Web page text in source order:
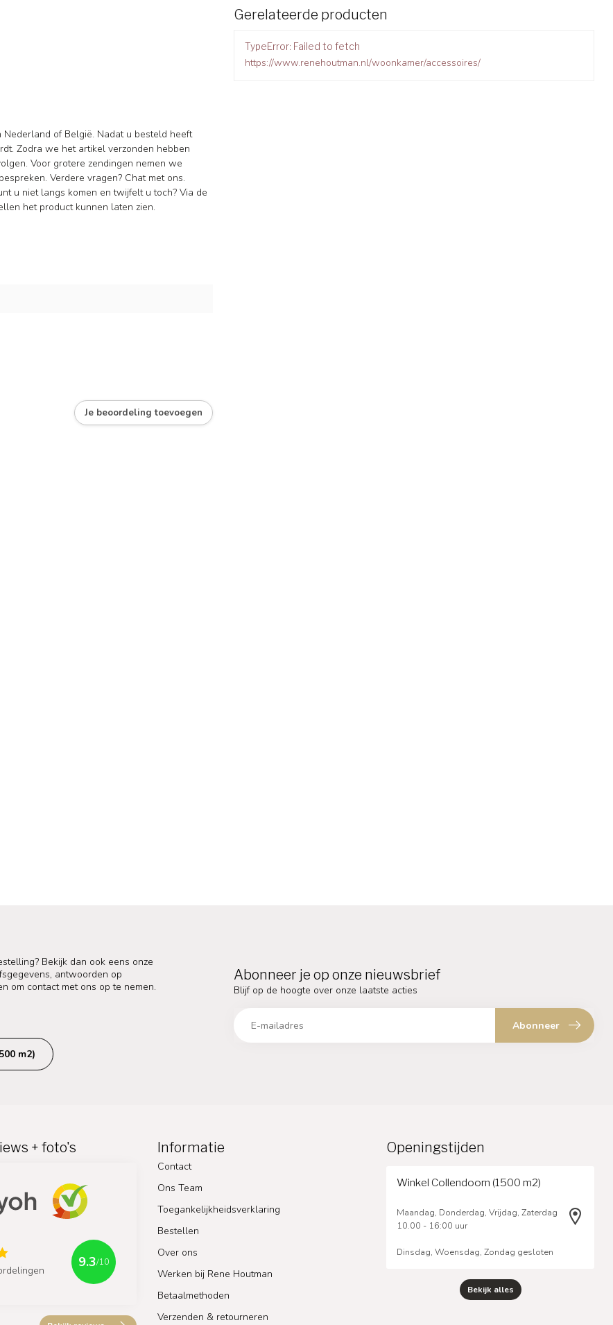
of België. Nadat u besteld heeft
Zodra we het artikel verzonden hebben
Voor grotere zendingen nemen we
Verdere vragen? Chat met ons.
u niet langs komen en twijfelt u toch? Via de
het product kunnen laten zien.
Je beoordeling toevoegen
Gerelateerde producten
TypeError: Failed to fetch
https://www.renehoutman.nl/woonkamer/accessoires/
Bekijk dan ook eens onze
antwoorden op
om contact met ons op te nemen.
m2)
Abonneer je op onze nieuwsbrief
Blijf op de hoogte over onze laatste acties
Abonneer
+ foto's
9.3/10
Informatie
Contact
Ons Team
Toegankelijkheidsverklaring
Bestellen
Over ons
Werken bij Rene Houtman
Betaalmethoden
Verzenden & retourneren
Openingstijden
Winkel Collendoorn (1500 m2)
Maandag, Donderdag, Vrijdag, Zaterdag
10.00 - 16:00 uur
Dinsdag, Woensdag, Zondag gesloten
Bekijk alles